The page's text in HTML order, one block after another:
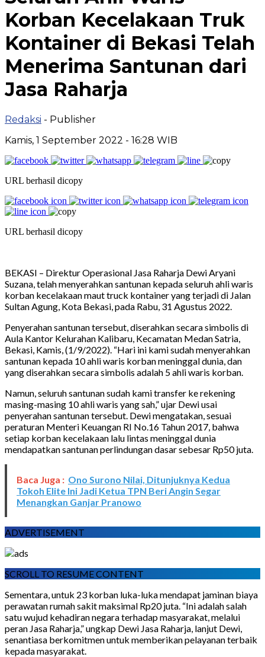
Korban Kecelakaan Truk
Kontainer di Bekasi Telah
Menerima Santunan dari
Jasa Raharja
Redaksi - Publisher
Kamis, 1 September 2022 - 16:28 WIB
URL berhasil dicopy
URL berhasil dicopy
BEKASI – Direktur Operasional Jasa Raharja Dewi Aryani
Suzana, telah menyerahkan santunan kepada seluruh ahli waris
korban kecelakaan maut truck kontainer yang terjadi di Jalan
Sultan Agung, Kota Bekasi, pada Rabu, 31 Agustus 2022.
Penyerahan santunan tersebut, diserahkan secara simbolis di
Aula Kantor Kelurahan Kalibaru, Kecamatan Medan Satria,
Bekasi, Kamis, (1/9/2022). “Hari ini kami sudah menyerahkan
santunan kepada 10 ahli waris korban meninggal dunia, dan
yang diserahkan secara simbolis adalah 5 ahli waris korban.
Namun, seluruh santunan sudah kami transfer ke rekening
masing-masing 10 ahli waris yang sah,” ujar Dewi usai
penyerahan santunan tersebut. Dewi mengatakan, sesuai
peraturan Menteri Keuangan RI No.16 Tahun 2017, bahwa
setiap korban kecelakaan lalu lintas meninggal dunia
mendapatkan santunan perlindungan dasar sebesar Rp50 juta.
Baca Juga : Ono Surono Nilai, Ditunjuknya Kedua
Tokoh Elite Ini Jadi Ketua TPN Beri Angin Segar
Menangkan Ganjar Pranowo
ADVERTISEMENT
SCROLL TO RESUME CONTENT
Sementara, untuk 23 korban luka-luka mendapat jaminan biaya
perawatan rumah sakit maksimal Rp20 juta. “Ini adalah salah
satu wujud kehadiran negara terhadap masyarakat, melalui
peran Jasa Raharja,” ungkap Dewi Jasa Raharja, lanjut Dewi,
senantiasa berkomitmen untuk memberikan pelayanan terbaik
kepada masyarakat.